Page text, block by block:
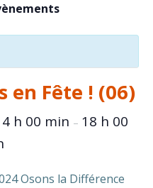
en Fête ! (06)
h 00 min – 18 h 00
Osons la Différence